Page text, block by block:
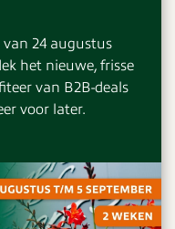
van 24 augustus
het nieuwe, frisse
van B2B-deals
voor later.
producten zijn per
van een digitale
de week dan
dezelfde week nog
van het
de